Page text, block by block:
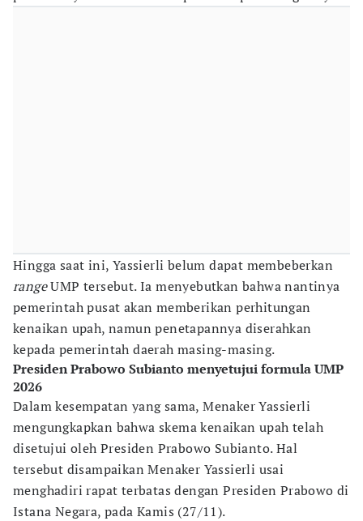
Hingga saat ini, Yassierli belum dapat membeberkan
rangeUMP tersebut. Ia menyebutkan bahwa nantinya
pemerintah pusat akan memberikan perhitungan
kenaikan upah, namun penetapannya diserahkan
kepada pemerintah daerah masing-masing.
Presiden Prabowo Subianto menyetujui formula UMP
2026
Dalam kesempatan yang sama, Menaker Yassierli
mengungkapkan bahwa skema kenaikan upah telah
disetujui oleh Presiden Prabowo Subianto. Hal
tersebut disampaikan Menaker Yassierli usai
menghadiri rapat terbatas dengan Presiden Prabowo di
Istana Negara, pada Kamis (27/11).